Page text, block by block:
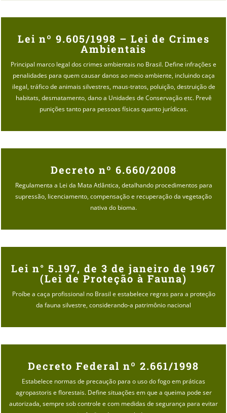
Lei nº 9.605/1998 – Lei de Crimes
Ambientais
Principal marco legal dos crimes ambientais no Brasil. Define infrações e
penalidades para quem causar danos ao meio ambiente, incluindo caça
ilegal, tráfico de animais silvestres, maus-tratos, poluição, destruição de
habitats, desmatamento, dano a Unidades de Conservação etc. Prevê
punições tanto para pessoas físicas quanto jurídicas.
Decreto nº 6.660/2008
Regulamenta a Lei da Mata Atlântica, detalhando procedimentos para
supressão, licenciamento, compensação e recuperação da vegetação
nativa do bioma.
Lei n° 5.197, de 3 de janeiro de 1967
(Lei de Proteção à Fauna)
Proíbe a caça profissional no Brasil e estabelece regras para a proteção
da fauna silvestre, considerando-a patrimônio nacional
Decreto Federal nº 2.661/1998
Estabelece normas de precaução para o uso do fogo em práticas
agropastoris e florestais. Define situações em que a queima pode ser
autorizada, sempre sob controle e com medidas de segurança para evitar